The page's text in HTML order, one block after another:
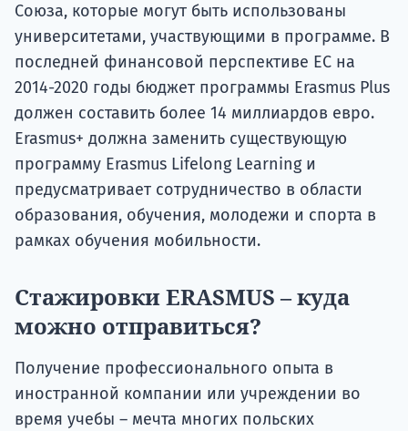
Союза, которые могут быть использованы
университетами, участвующими в программе. В
последней финансовой перспективе ЕС на
2014-2020 годы бюджет программы Erasmus Plus
должен составить более 14 миллиардов евро.
Erasmus+ должна заменить существующую
программу Erasmus Lifelong Learning и
предусматривает сотрудничество в области
образования, обучения, молодежи и спорта в
рамках обучения мобильности.
Стажировки ERASMUS – куда
можно отправиться?
Получение профессионального опыта в
иностранной компании или учреждении во
время учебы – мечта многих польских